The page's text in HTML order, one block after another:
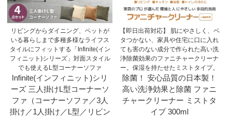
リビングからダイニング、ペットが
いる暮らしまで多種多様なライフス
タイルにフィットする「Infinite(イン
フィニット)シリーズ」対面スタイル
でも使えるL型コーナーソファ
Infinite(インフィニット)シリ
ーズ 三人掛けL型コーナーソ
ファ（コーナーソファ／3人
掛け／1人掛け／L型／リビン
【即日出荷対応】 肌にやさしく、ベ
タつかない、家具や住宅に口に入れ
ても害のない成分で作られた高い洗
浄除菌効果のファニチャークリーナ
ー。保湿を持たせたミストタイプ。
除菌！ 安心品質の日本製！
高い洗浄効果と除菌 ファニ
チャークリーナー ミストタ
イプ 300ml